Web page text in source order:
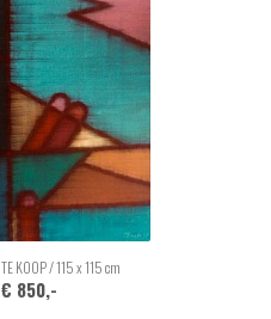
TE KOOP / 115 x 115 cm
€ 850,-